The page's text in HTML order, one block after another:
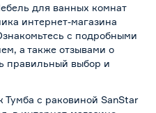
для ванных комнат
интернет-магазина
с подробными
а также отзывами о
правильный выбор и
Тумба с раковиной SanStar